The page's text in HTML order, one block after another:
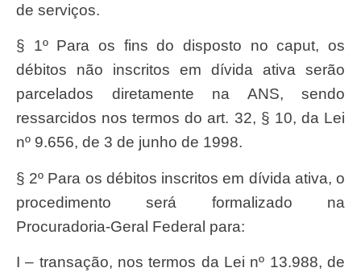
de serviços.
§ 1º Para os fins do disposto no caput, os
débitos não inscritos em dívida ativa serão
parcelados diretamente na ANS, sendo
ressarcidos nos termos do art. 32, § 10, da Lei
nº 9.656, de 3 de junho de 1998.
§ 2º Para os débitos inscritos em dívida ativa, o
procedimento será formalizado na
Procuradoria-Geral Federal para:
I – transação, nos termos da Lei nº 13.988, de